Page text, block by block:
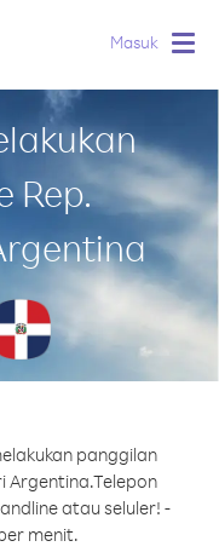
Masuk
Rep.
panggilan
Argentina.Telepon
atau seluler! -
menit.